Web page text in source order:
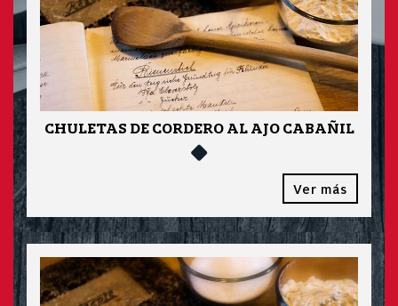
CHULETAS DE CORDERO AL AJO CABAÑIL
Ver más